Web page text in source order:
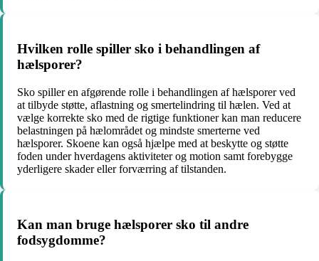
Hvilken rolle spiller sko i behandlingen af
hælsporer?
Sko spiller en afgørende rolle i behandlingen af hælsporer ved
at tilbyde støtte, aflastning og smertelindring til hælen. Ved at
vælge korrekte sko med de rigtige funktioner kan man reducere
belastningen på hælområdet og mindste smerterne ved
hælsporer. Skoene kan også hjælpe med at beskytte og støtte
foden under hverdagens aktiviteter og motion samt forebygge
yderligere skader eller forværring af tilstanden.
Kan man bruge hælsporer sko til andre
fodsygdomme?